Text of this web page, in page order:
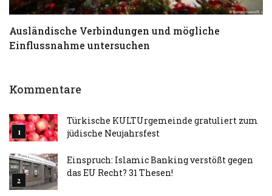
Ausländische Verbindungen und mögliche
Einflussnahme untersuchen
Kommentare
Türkische KULTUrgemeinde gratuliert zum
jüdische Neujahrsfest
Einspruch: Islamic Banking verstößt gegen
das EU Recht? 31 Thesen!